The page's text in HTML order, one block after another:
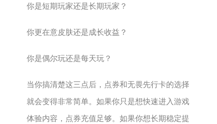
你是短期玩家还是长期玩家？
你更在意皮肤还是成长收益？
你是偶尔玩还是每天玩？
当你搞清楚这三点后，点券和无畏先行卡的选择
就会变得非常简单。如果你只是想快速进入游戏
体验内容，点券充值足够。如果你想长期稳定提